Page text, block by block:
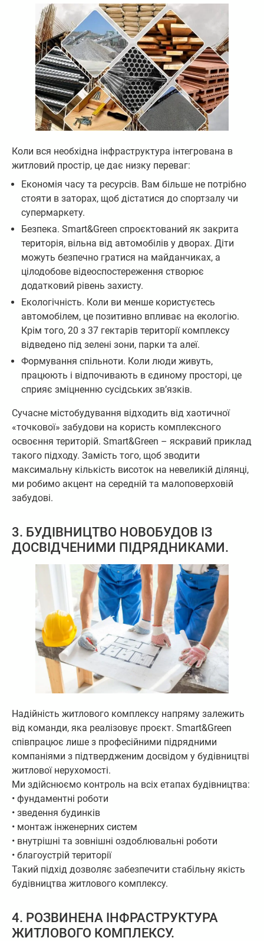
Коли вся необхідна інфраструктура інтегрована в
житловий простір, це дає низку переваг:
Економія часу та ресурсів. Вам більше не потрібно
стояти в заторах, щоб дістатися до спортзалу чи
супермаркету.
Безпека. Smart&Green спроєктований як закрита
територія, вільна від автомобілів у дворах. Діти
можуть безпечно гратися на майданчиках, а
цілодобове відеоспостереження створює
додатковий рівень захисту.
Екологічність. Коли ви менше користуєтесь
автомобілем, це позитивно впливає на екологію.
Крім того, 20 з 37 гектарів території комплексу
відведено під зелені зони, парки та алеї.
Формування спільноти. Коли люди живуть,
працюють і відпочивають в єдиному просторі, це
сприяє зміцненню сусідських зв’язків.
Сучасне містобудування відходить від хаотичної
«точкової» забудови на користь комплексного
освоєння територій. Smart&Green – яскравий приклад
такого підходу. Замість того, щоб зводити
максимальну кількість висоток на невеликій ділянці,
ми робимо акцент на середній та малоповерховій
забудові.
3. БУДІВНИЦТВО НОВОБУДОВ ІЗ
ДОСВІДЧЕНИМИ ПІДРЯДНИКАМИ.
Надійність житлового комплексу напряму залежить
від команди, яка реалізовує проєкт. Smart&Green
співпрацює лише з професійними підрядними
компаніями з підтвердженим досвідом у будівництві
житлової нерухомості.
Ми здійснюємо контроль на всіх етапах будівництва:
• фундаментні роботи
• зведення будинків
• монтаж інженерних систем
• внутрішні та зовнішні оздоблювальні роботи
• благоустрій території
Такий підхід дозволяє забезпечити стабільну якість
будівництва житлового комплексу.
4. РОЗВИНЕНА ІНФРАСТРУКТУРА
ЖИТЛОВОГО КОМПЛЕКСУ.